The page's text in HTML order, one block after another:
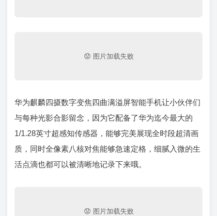
华为麒麟四摄数字变焦四曲满溢屏智能手机让小伙伴们
与每种光影合影留念，因为它配备了华为迄今最大的
1/1.28英寸超感知传感器，能够完美展现全时段超清画
质，同时全像素八核对焦能够急速定格，细腻入微的生
活点滴也都可以被清晰地记录下来哦。